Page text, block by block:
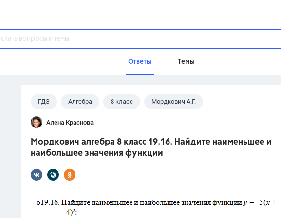
Ответы Темы
Популярные темы
ГДЗ
ОГЭ
ФИПИ
Домашнее задание
Школа
Разумовская М.М.,Габриелян
ГДЗ Алгебра 8 класс Мордкович А.Г.
Алена Краснова
Мордкович алгебра 8 класс 19.16. Найдите наименьшее и
наибольшее значения функции